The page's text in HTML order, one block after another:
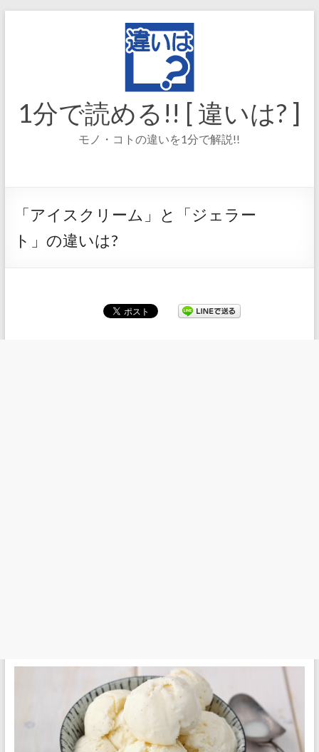
1分で読める!! [ 違いは? ]
モノ・コトの違いを1分で解説!!
「アイスクリーム」と「ジェラー
ト」の違いは?